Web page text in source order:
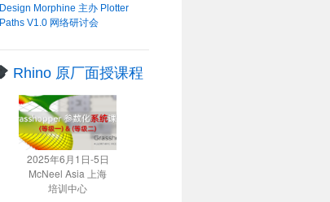
Design Morphine 主办 Plotter
Paths V1.0 网络研讨会
Rhino 原厂面授课程
2025年6月1日-5日
McNeel Asia 上海
培训中心